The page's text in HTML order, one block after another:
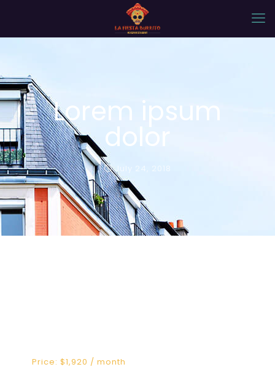
Lorem ipsum
dolor
July 24, 2018
Price: $1,920 / month